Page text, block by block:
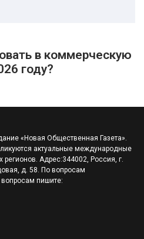
в коммерческую
году?
«Новая Общественная Газета».
актуальные международные
регионов. Адрес:344002, Россия, г.
д. 58. По вопросам
вопросам пишите: